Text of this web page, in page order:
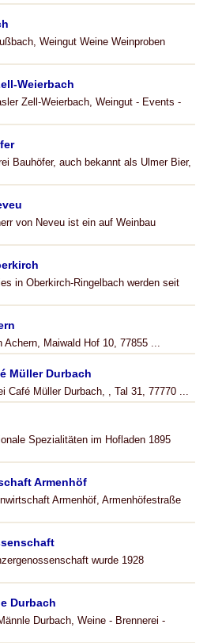
Weingut Weine Weinproben
Weierbach
Zell-Weierbach, Weingut - Events -
Bauhöfer, auch bekannt als Ulmer Bier,
von Neveu ist ein auf Weinbau
in Oberkirch-Ringelbach werden seit
Achern, Maiwald Hof 10, 77855 ...
Müller Durbach
Café Müller Durbach, , Tal 31, 77770 ...
Spezialitäten im Hofladen 1895
Armenhöf
Armenhöf, Armenhöfestraße
wurde 1928
Durbach
Durbach, Weine - Brennerei -